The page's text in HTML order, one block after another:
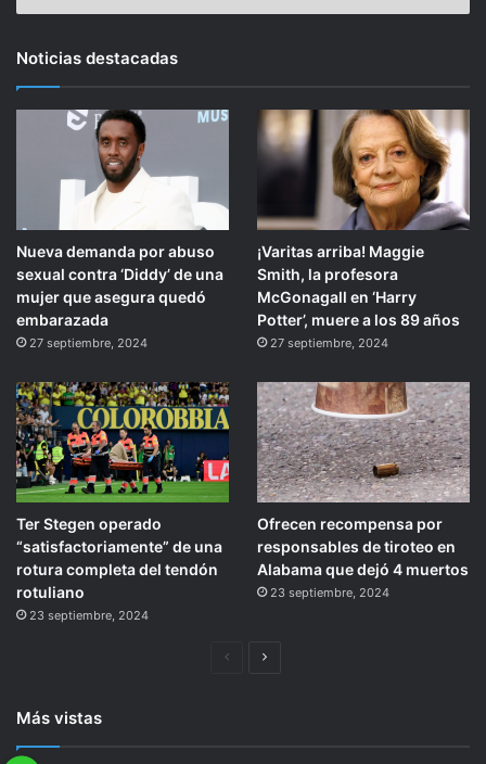
Noticias destacadas
Nueva demanda por abuso
sexual contra ‘Diddy’ de una
mujer que asegura quedó
embarazada
27 septiembre, 2024
¡Varitas arriba! Maggie
Smith, la profesora
McGonagall en ‘Harry
Potter’, muere a los 89 años
27 septiembre, 2024
Ter Stegen operado
“satisfactoriamente” de una
rotura completa del tendón
rotuliano
23 septiembre, 2024
Ofrecen recompensa por
responsables de tiroteo en
Alabama que dejó 4 muertos
23 septiembre, 2024
PáginaSiguiente
Más vistas